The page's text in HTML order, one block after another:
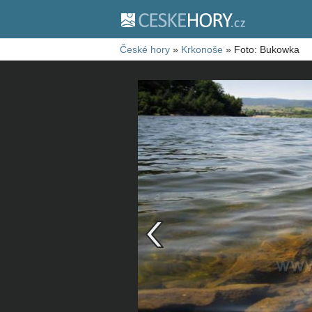
České hory » Krkonoše » Foto: Bukowka